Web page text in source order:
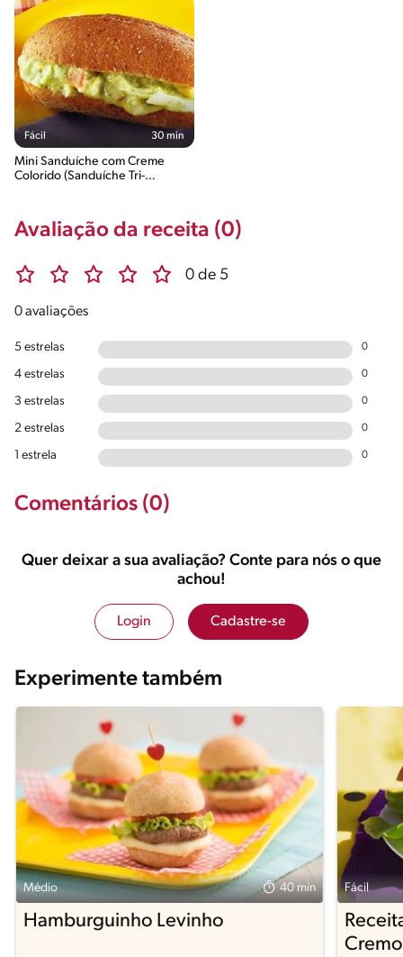
Fácil 30 min
Mini Sanduíche com Creme
Colorido (Sanduíche Tri-
Avaliação da receita (0)
0 de 5
0 avaliações
5 estrelas 0
4 estrelas 0
3 estrelas 0
2 estrelas 0
1 estrela 0
Comentários (0)
Quer deixar a sua avaliação? Conte para nós o que
achou!
Login Cadastre-se
Experimente também
Médio 40 min
Hamburguinho Levinho
Fácil